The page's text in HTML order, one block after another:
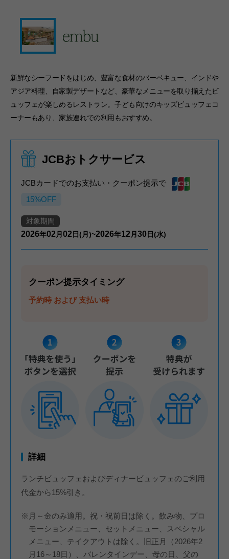
新鮮なシーフードをはじめ、豊富な食材のバーベキュー、インドや
アジア料理、自家製デザートなど、豪華なメニューを取り揃えたビ
ュッフェが楽しめるレストラン。子ども向けのキッズビュッフェコ
ーナーもあり、家族連れでの利用もおすすめ。
JCBおトクサービス
JCBカードでのお支払い・クーポン提示で
15%OFF
対象期間
2026年02 月 02 日(月)~2026年12 月 30 日(水)
クーポン提示タイミング
予約時 および 支払い時
詳細
ランチビュッフェおよびディナービュッフェのご利用
代金から15%引き。
※月～金のみ適用。祝・祝前日は除く。飲み物、プロ
モーションメニュー、セットメニュー、スペシャル
メニュー、テイクアウトは除く。旧正月（2026年2
月16～18日）、バレンタインデー、母の日、父の